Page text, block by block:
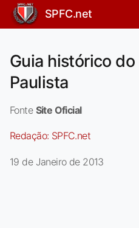
SPFC.net
Guia histórico
Paulista
Fonte Site Oficial
Redação: SPFC.net
19 de Janeiro de 2013